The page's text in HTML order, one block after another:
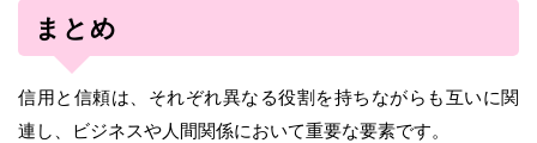
まとめ
信用と信頼は、それぞれ異なる役割を持ちながらも互いに関
連し、ビジネスや人間関係において重要な要素です。